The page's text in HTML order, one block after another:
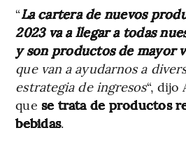
“La cartera de nuevos
2023 va a llegar a todas
y son productos de mayor
que van a ayudarnos a
estrategia de ingresos“, dijo
que se trata de productos
bebidas.